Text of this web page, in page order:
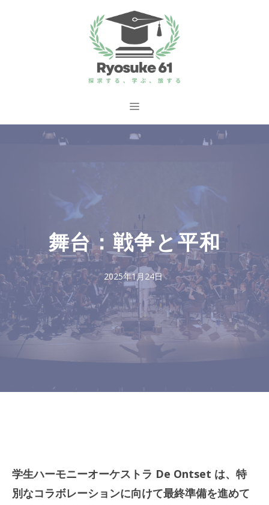
ス
メ
ニ
ー
舞台：戦争と平和
2025年1月24日
学生ハーモニーオーケストラ De Ontset は、特
別なコラボレーションに向けて最終準備を進めて